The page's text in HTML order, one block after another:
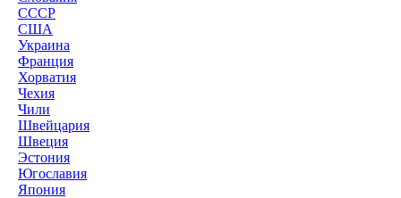
СССР
США
Украина
Франция
Хорватия
Чехия
Чили
Швейцария
Швеция
Эстония
Югославия
Япония